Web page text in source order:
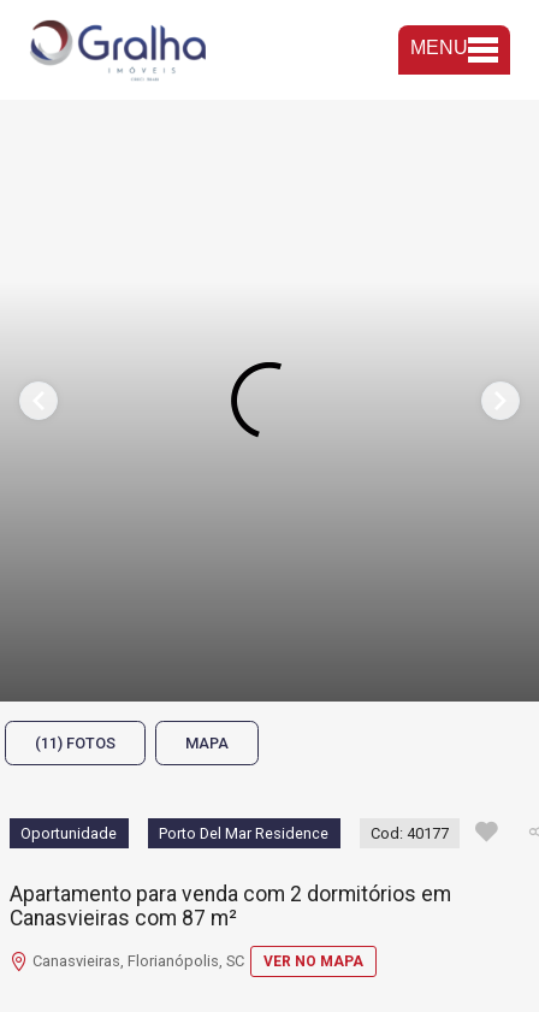
MENU
(11) FOTOS MAPA
Oportunidade Porto Del Mar Residence Cod: 40177
Apartamento para venda com 2 dormitórios em
Canasvieiras com 87 m²
Canasvieiras, Florianópolis, SC VER NO MAPA